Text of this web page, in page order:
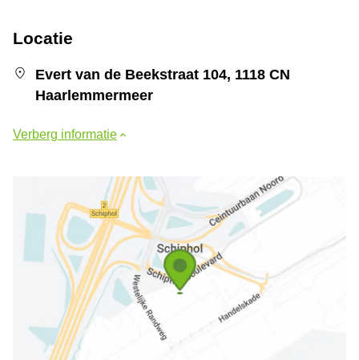
Locatie
Evert van de Beekstraat 104, 1118 CN
Haarlemmermeer
Verberg informatie